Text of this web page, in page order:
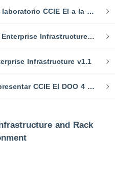
7.Cómo aprobar el examen de laboratorio CCIE EI a la primera
8.Qué es la certificación CCIE Enterprise Infrastructure v1.1
Infrastructure v1.1
10.SPOTO se enorgullece en presentar CCIE EI DOO 4 y Design 5: ¡La única solución de este tipo en el mundo!
and Rack